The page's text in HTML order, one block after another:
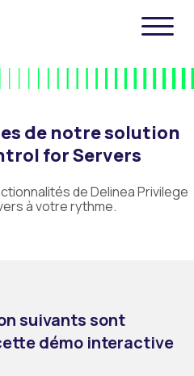
de notre solution
for Servers
de Delinea Privilege
à votre rythme.
suivants sont
démo interactive